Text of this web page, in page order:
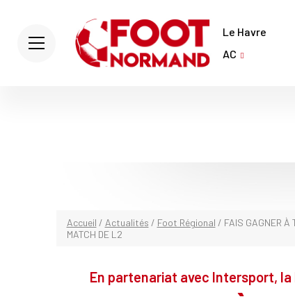
Le Havre
AC
Accueil / Actualités / Foot Régional / FAIS GAGNER À
MATCH DE L2
En partenariat avec Intersport, la